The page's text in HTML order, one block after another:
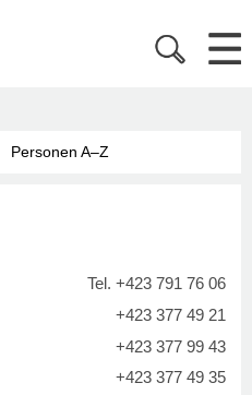
Personen A–Z
Tel. +423 791 76 06
+423 377 49 21
+423 377 99 43
+423 377 49 35